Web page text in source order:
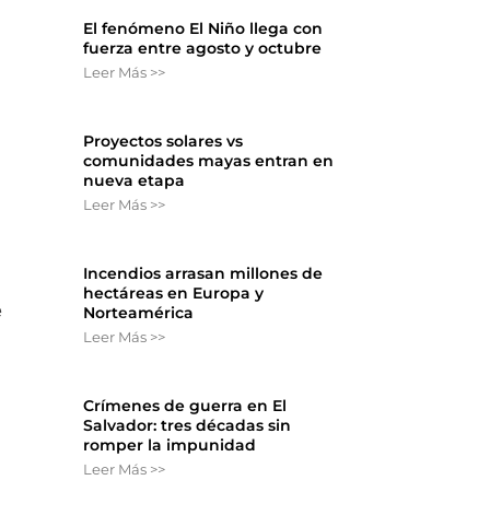
El fenómeno El Niño llega con
fuerza entre agosto y octubre
Leer Más >>
Proyectos solares vs
comunidades mayas entran en
nueva etapa
Leer Más >>
Incendios arrasan millones de
hectáreas en Europa y
Norteamérica
Leer Más >>
Crímenes de guerra en El
Salvador: tres décadas sin
romper la impunidad
Leer Más >>